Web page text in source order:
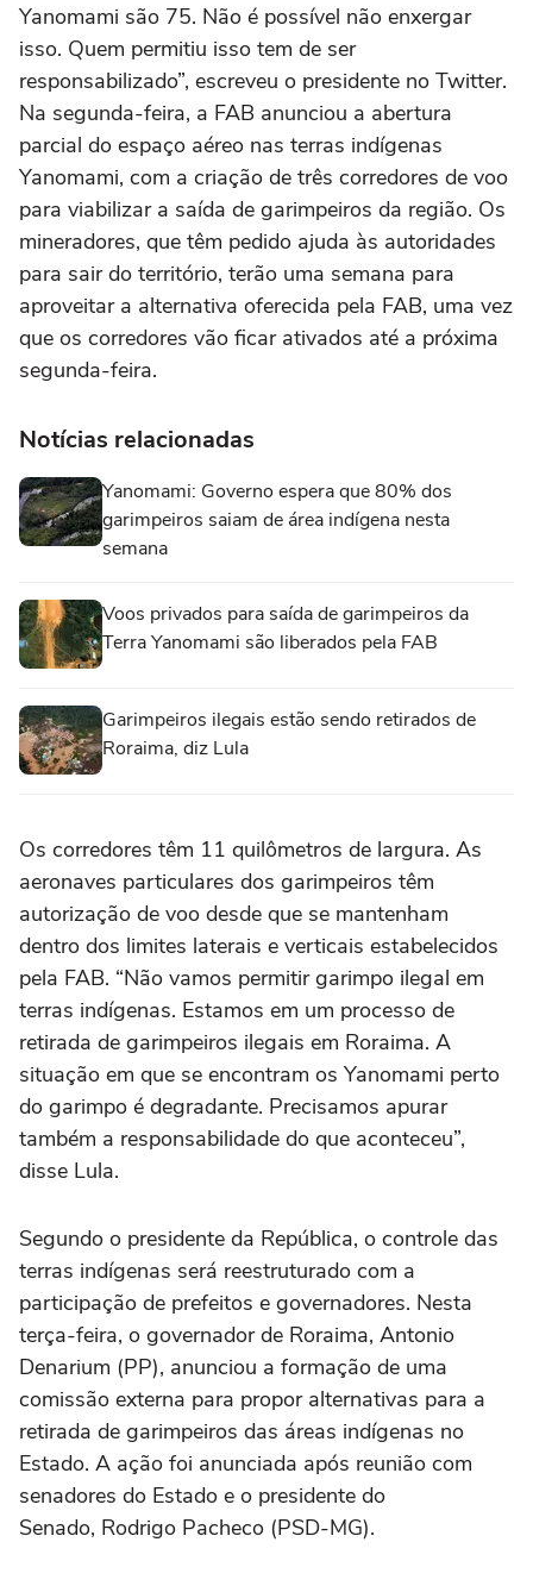
Yanomami são 75. Não é possível não enxergar
isso. Quem permitiu isso tem de ser
responsabilizado”, escreveu o presidente no Twitter.
Na segunda-feira, a FAB anunciou a abertura
parcial do espaço aéreo nas terras indígenas
Yanomami, com a criação de três corredores de voo
para viabilizar a saída de garimpeiros da região. Os
mineradores, que têm pedido ajuda às autoridades
para sair do território, terão uma semana para
aproveitar a alternativa oferecida pela FAB, uma vez
que os corredores vão ficar ativados até a próxima
segunda-feira.
Notícias relacionadas
Yanomami: Governo espera que 80% dos
garimpeiros saiam de área indígena nesta
semana
Voos privados para saída de garimpeiros da
Terra Yanomami são liberados pela FAB
Garimpeiros ilegais estão sendo retirados de
Roraima, diz Lula
Os corredores têm 11 quilômetros de largura. As
aeronaves particulares dos garimpeiros têm
autorização de voo desde que se mantenham
dentro dos limites laterais e verticais estabelecidos
pela FAB. “Não vamos permitir garimpo ilegal em
terras indígenas. Estamos em um processo de
retirada de garimpeiros ilegais em Roraima. A
situação em que se encontram os Yanomami perto
do garimpo é degradante. Precisamos apurar
também a responsabilidade do que aconteceu”,
disse Lula.
Segundo o presidente da República, o controle das
terras indígenas será reestruturado com a
participação de prefeitos e governadores. Nesta
terça-feira, o governador de Roraima, Antonio
Denarium (PP), anunciou a formação de uma
comissão externa para propor alternativas para a
retirada de garimpeiros das áreas indígenas no
Estado. A ação foi anunciada após reunião com
senadores do Estado e o presidente do
Senado, Rodrigo Pacheco (PSD-MG).